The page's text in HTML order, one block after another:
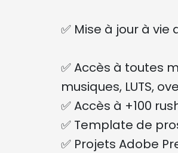
✅ Mise à jour à
✅ Accès à toutes
musiques, LUTS,
✅ Accès à +100
✅ Template de
✅ Projets Adobe